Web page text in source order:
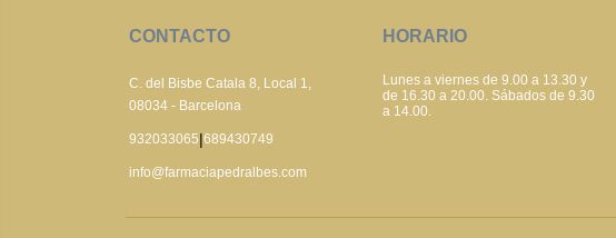
CONTACTO
C. del Bisbe Catala 8, Local 1,
08034 - Barcelona
932033065|689430749
info@farmaciapedralbes.com
HORARIO
Lunes a viernes de 9.00 a 13.30 y
de 16.30 a 20.00. Sábados de 9.30
a 14.00.